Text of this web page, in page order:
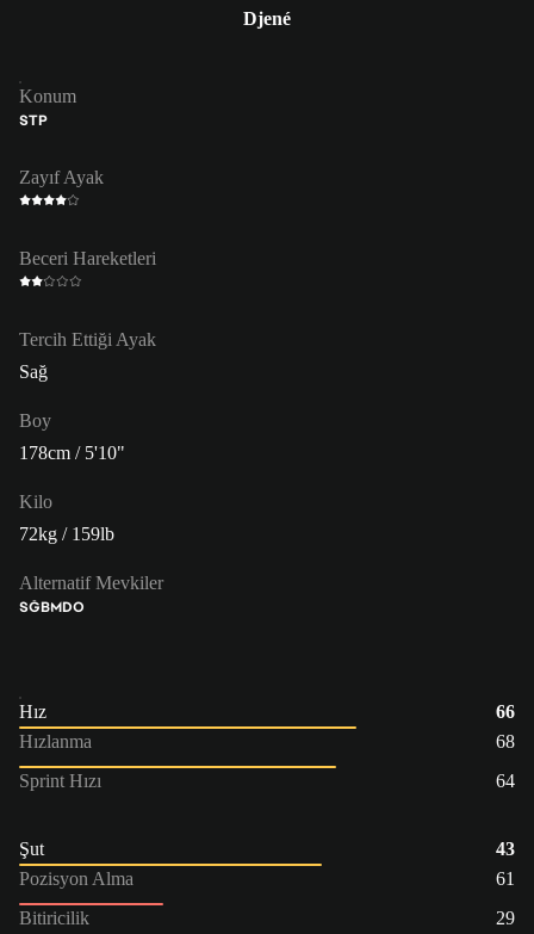
Djené
Konum
STP
Zayıf Ayak
Beceri Hareketleri
Tercih Ettiği Ayak
Sağ
Boy
178cm / 5'10"
Kilo
72kg / 159lb
Alternatif Mevkiler
SĞBMDO
Hız
66
Hızlanma
68
Sprint Hızı
64
Şut
43
Pozisyon Alma
61
Bitiricilik
29